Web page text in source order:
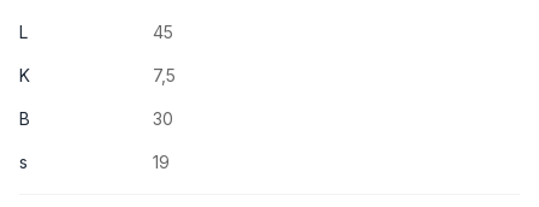
L 45
K 7,5
B 30
s 19